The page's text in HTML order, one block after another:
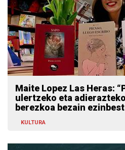
Maite Lopez Las Heras:
ulertzeko eta
berezkoa bezain
KULTURA